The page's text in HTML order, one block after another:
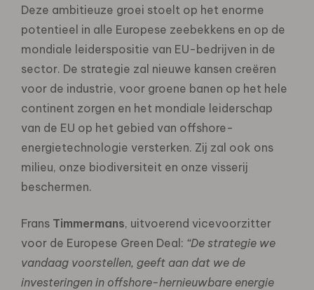
Deze ambitieuze groei stoelt op het enorme
potentieel in alle Europese zeebekkens en op de
mondiale leiderspositie van EU-bedrijven in de
sector. De strategie zal nieuwe kansen creëren
voor de industrie, voor groene banen op het hele
continent zorgen en het mondiale leiderschap
van de EU op het gebied van offshore-
energietechnologie versterken. Zij zal ook ons
milieu, onze biodiversiteit en onze visserij
beschermen.
Frans Timmermans, uitvoerend vicevoorzitter
voor de Europese Green Deal: “De strategie we
vandaag voorstellen, geeft aan dat we de
investeringen in offshore-hernieuwbare energie